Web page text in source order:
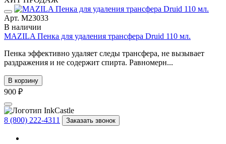
Арт. М23033
В наличии
MAZILA Пенка для удаления трансфера Druid 110 мл.
Пенка эффективно удаляет следы трансфера, не вызывает
раздражения и не содержит спирта. Равномерн...
В корзину
900 ₽
8 (800) 222-4311 Заказать звонок